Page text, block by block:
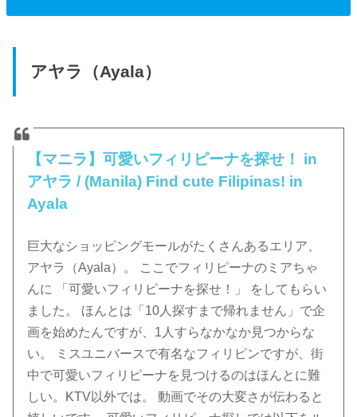
アヤラ（Ayala）
【マニラ】可愛いフィリピーナを探せ！ in
アヤラ / (Manila) Find cute Filipinas! in
Ayala
巨大なショッピングモールがたくさんあるエリア、
アヤラ（Ayala）。 ここでフィリピーナのミアちゃ
んに 「可愛いフィリピーナを探せ！」 をしてもらい
ました。 ほんとは「10人探すまで帰れません」で企
画を始めたんですが、1人すらなかなか見つからな
い。 ミスユニバースで有名なフィリピンですが、街
中で可愛いフィリピーナを見つけるのはほんとに難
しい。KTV以外では。 動画でその大変さが伝わると